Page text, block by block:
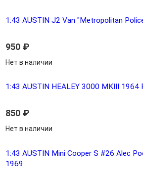
1:43 AUSTIN J2 Van "Metropolitan
950 ₽
Нет в наличии
1:43 AUSTIN HEALEY 3000 MKIII 1964
850 ₽
Нет в наличии
1:43 AUSTIN Mini Cooper S #26 Alec
1969